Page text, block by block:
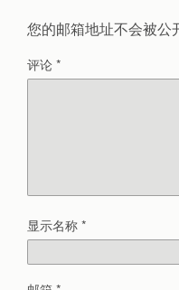
您的邮箱地址不会被公
评论*
显示名称*